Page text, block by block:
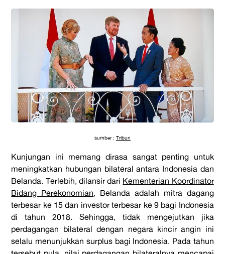
sumber : Tribun
Kunjungan ini memang dirasa sangat penting untuk
meningkatkan hubungan bilateral antara Indonesia dan
Belanda. Terlebih, dilansir dari Kementerian Koordinator
Bidang Perekonomian, Belanda adalah mitra dagang
terbesar ke 15 dan investor terbesar ke 9 bagi Indonesia
di tahun 2018. Sehingga, tidak mengejutkan jika
perdagangan bilateral dengan negara kincir angin ini
selalu menunjukkan surplus bagi Indonesia. Pada tahun